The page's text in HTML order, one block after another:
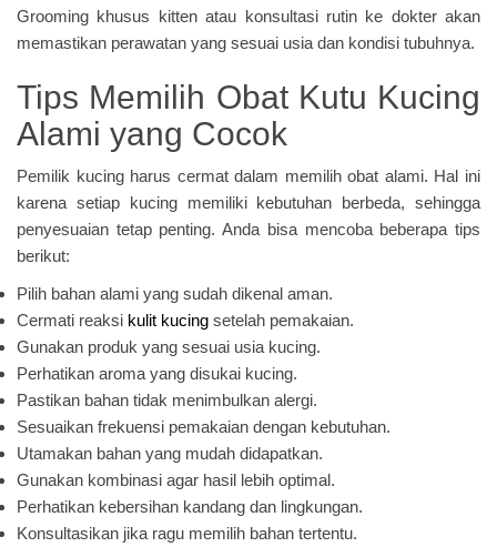
Grooming khusus kitten atau konsultasi rutin ke dokter akan
memastikan perawatan yang sesuai usia dan kondisi tubuhnya.
Tips Memilih Obat Kutu Kucing
Alami yang Cocok
Pemilik kucing harus cermat dalam memilih obat alami. Hal ini
karena setiap kucing memiliki kebutuhan berbeda, sehingga
penyesuaian tetap penting. Anda bisa mencoba beberapa tips
berikut:
Pilih bahan alami yang sudah dikenal aman.
Cermati reaksi kulit kucing setelah pemakaian.
Gunakan produk yang sesuai usia kucing.
Perhatikan aroma yang disukai kucing.
Pastikan bahan tidak menimbulkan alergi.
Sesuaikan frekuensi pemakaian dengan kebutuhan.
Utamakan bahan yang mudah didapatkan.
Gunakan kombinasi agar hasil lebih optimal.
Perhatikan kebersihan kandang dan lingkungan.
Konsultasikan jika ragu memilih bahan tertentu.